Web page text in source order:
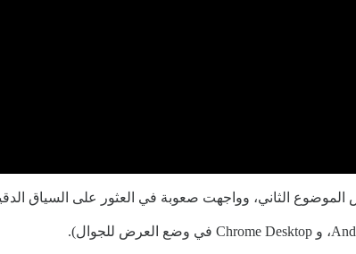
الثاني، وواجهت صعوبة في العثور على السياق